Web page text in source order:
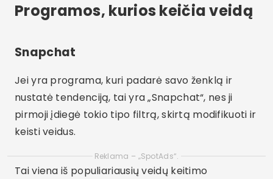
Programos, kurios keičia veidą
Snapchat
Jei yra programa, kuri padarė savo ženklą ir
nustatė tendenciją, tai yra „Snapchat“, nes ji
pirmoji įdiegė tokio tipo filtrą, skirtą modifikuoti ir
keisti veidus.
Reklama – „SpotAds“.
Tai viena iš populiariausių veidų keitimo